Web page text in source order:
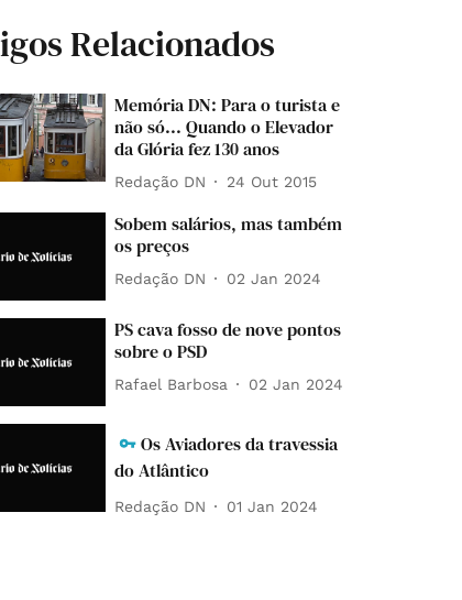
Relacionados
Memória DN: Para o turista e
não só... Quando o Elevador
da Glória fez 130 anos
Redação DN 24 Out 2015
Sobem salários, mas também
os preços
Redação DN 02 Jan 2024
PS cava fosso de nove pontos
sobre o PSD
Rafael Barbosa 02 Jan 2024
Os Aviadores da travessia
do Atlântico
Redação DN 01 Jan 2024